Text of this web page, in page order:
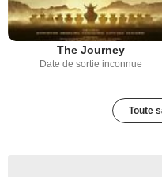
The Journey
Date de sortie inconnue
Toute